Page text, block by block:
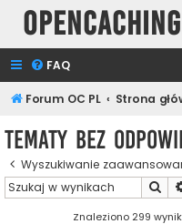
FAQ
Forum OC PL Strona
Tematy bez
Wyszukiwanie
Znaleziono 299